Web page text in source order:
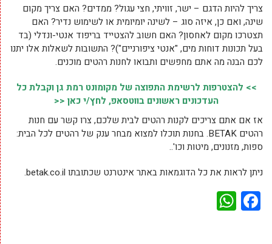
צריך להיות הדגם – ישר, זוויתי, חצי עגול? ממדים? האם צריך מקום
שינה, ואם כן, איזה סוג – לשינה יומיומית או לשימוש נדיר? האם
תצטרכו מקום לאחסון? האם חשוב להצטייד בריפוד אנטי-ונדלי (בד
בעל תכונות דוחות מים, "אנטי ציפורניים")? התשובות לשאלות אלו יתנו
לכם הבנה מה אתם מחפשים ותבואו לחנות רהטים מוכנים.
>> להצטרפות לרשימת התפוצה של מקומונט רמת גן וקבלת כל
העדכונים ראשונים בווטסאפ, לחץ/י כאן <<
אז אם אתם צריכים לקנות רהטים לבית שלכם, צרו קשר עם חנות
רהטים BETAK. בחנות תוכלו למצוא מבחר ענק של רהטים לכל הבית:
ספות, מזנונים, מיטות וכו'..
ניתן לראות את כל הדוגמאות באתר אינטרנט שכתובתו betak.co.il.
Facebook